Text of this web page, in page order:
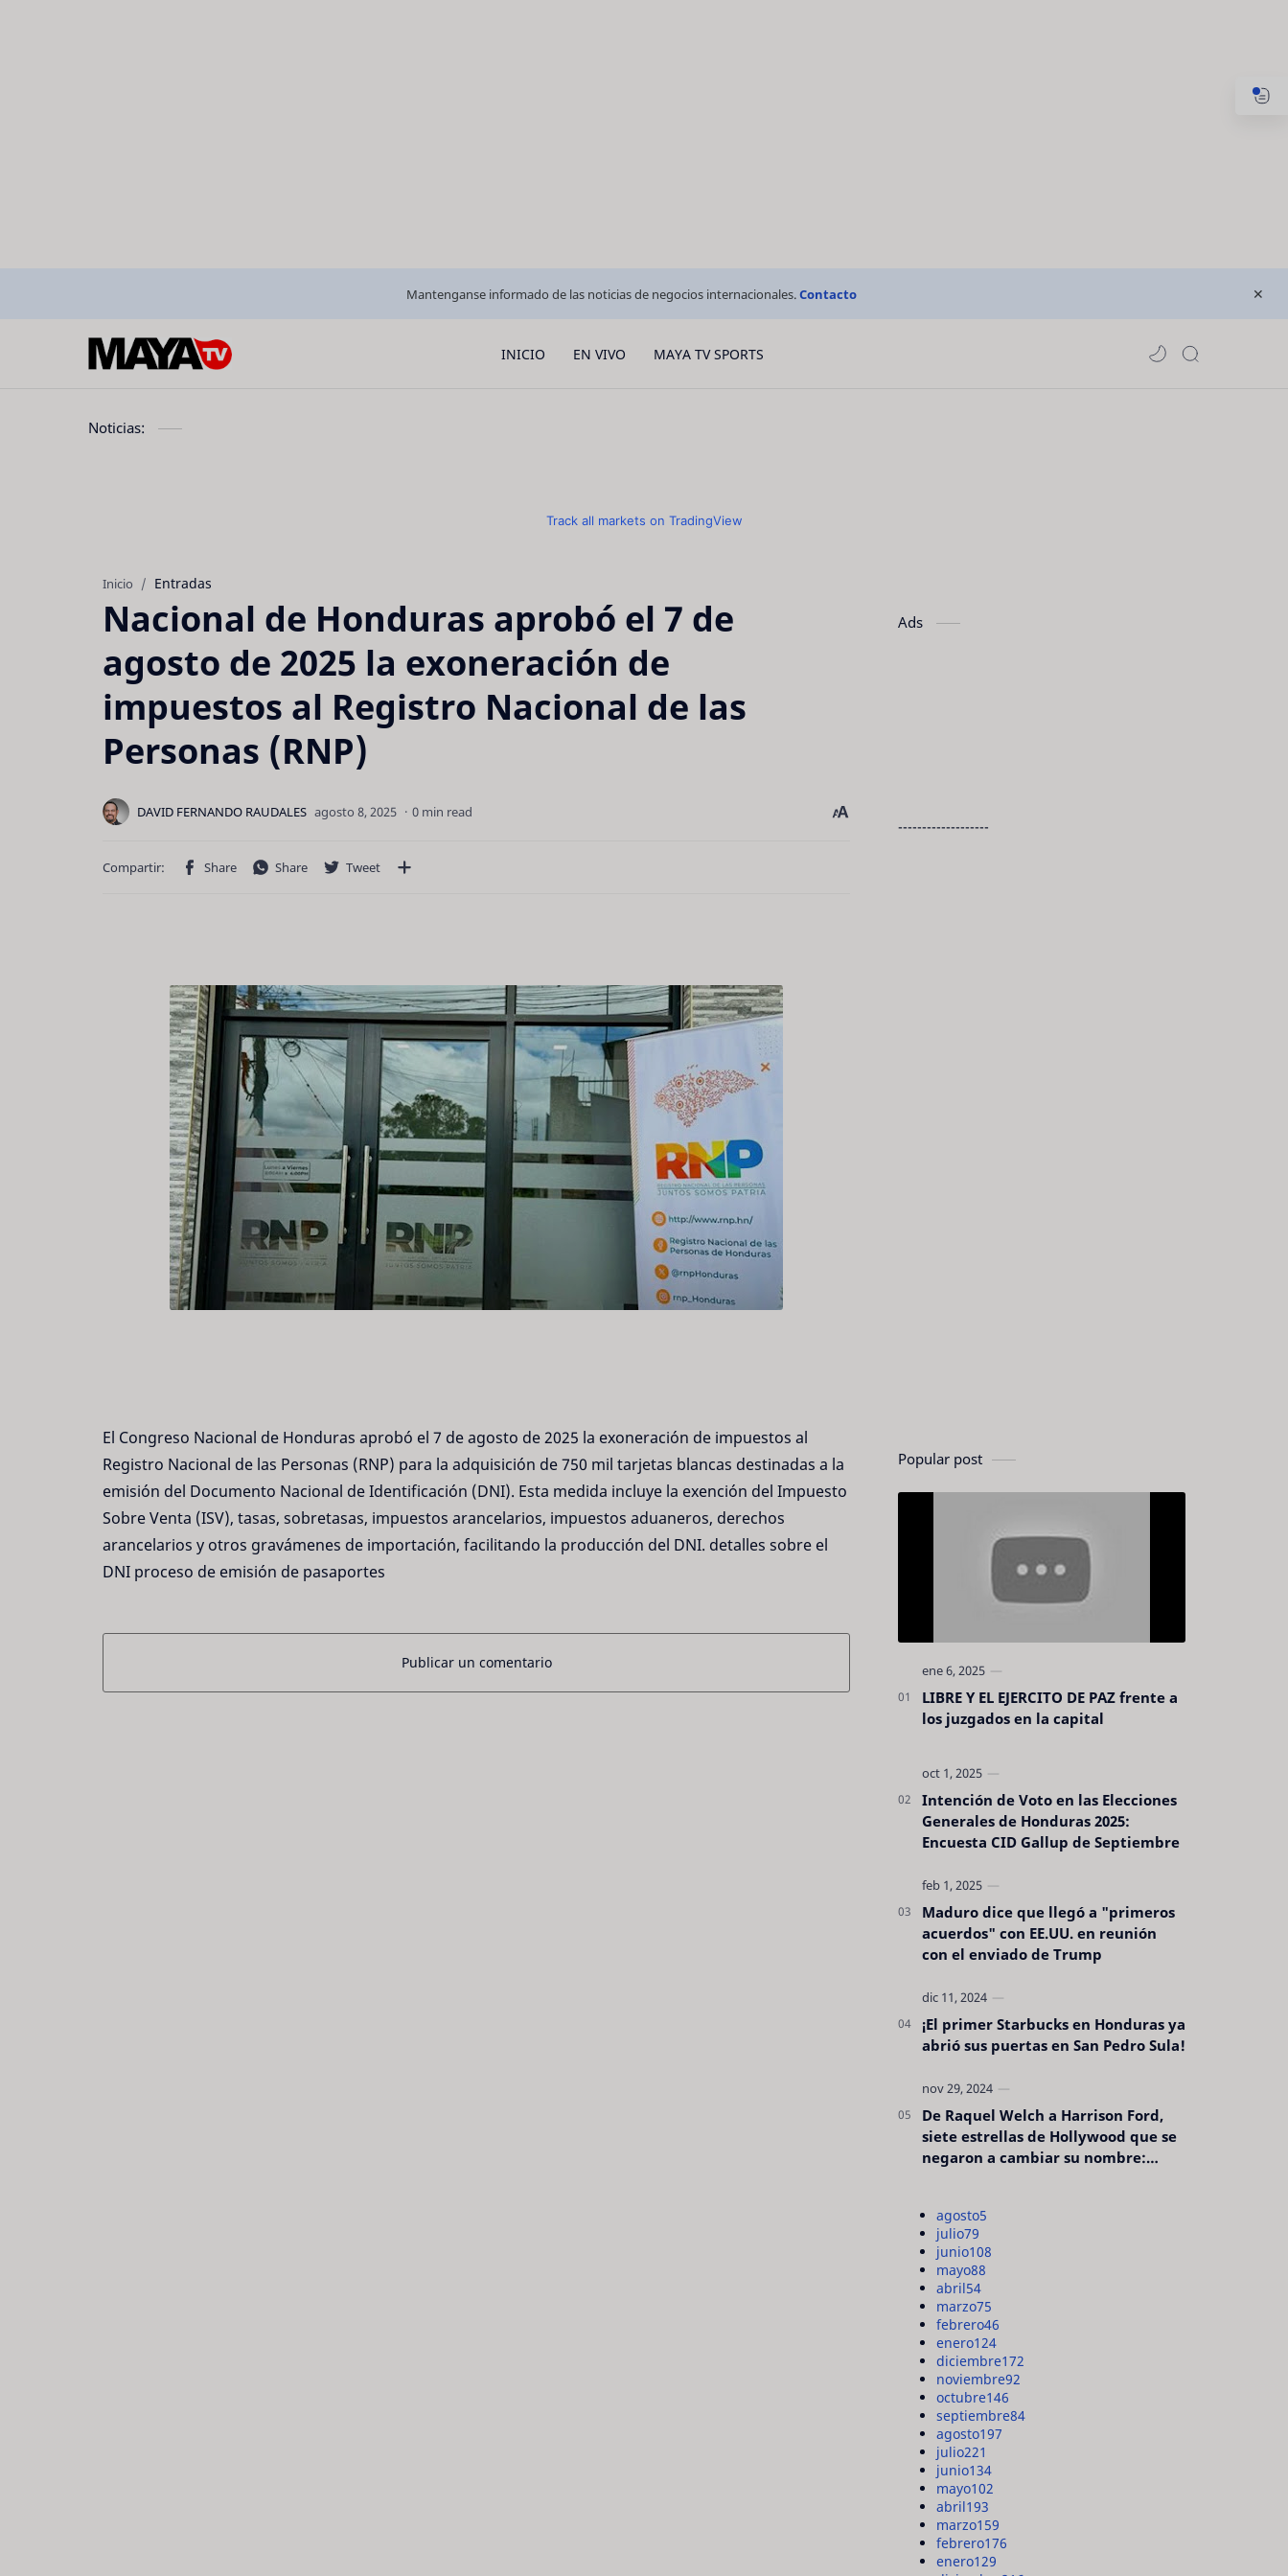
Mantenganse informado de las noticias de negocios internacionales.Contacto
INICIO EN VIVO MAYA TV SPORTS
Noticias:
Track all markets on TradingView
Inicio Entradas
Nacional de Honduras aprobó el 7 de
agosto de 2025 la exoneración de
impuestos al Registro Nacional de las
Personas (RNP)
0 min read
El Congreso Nacional de Honduras aprobó el 7 de agosto de 2025 la exoneración de impuestos al
Registro Nacional de las Personas (RNP) para la adquisición de 750 mil tarjetas blancas destinadas a la
emisión del Documento Nacional de Identificación (DNI). Esta medida incluye la exención del Impuesto
Sobre Venta (ISV), tasas, sobretasas, impuestos arancelarios, impuestos aduaneros, derechos
arancelarios y otros gravámenes de importación, facilitando la producción del DNI. detalles sobre el
DNI proceso de emisión de pasaportes
Publicar un comentario
Ads
-------------------
Popular post
LIBRE Y EL EJERCITO DE PAZ frente a
los juzgados en la capital
Intención de Voto en las Elecciones
Generales de Honduras 2025:
Encuesta CID Gallup de Septiembre
Maduro dice que llegó a "primeros
acuerdos" con EE.UU. en reunión
con el enviado de Trump
¡El primer Starbucks en Honduras ya
abrió sus puertas en San Pedro Sula!
De Raquel Welch a Harrison Ford,
siete estrellas de Hollywood que se
negaron a cambiar su nombre:
agosto5
julio79
junio108
mayo88
abril54
marzo75
febrero46
enero124
diciembre172
noviembre92
octubre146
septiembre84
agosto197
julio221
junio134
mayo102
abril193
marzo159
febrero176
enero129